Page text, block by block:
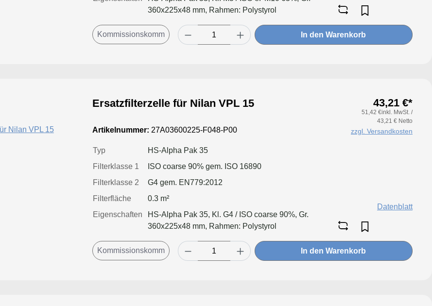
360x225x48 mm, Rahmen: Polystyrol
In den Warenkorb
Ersatzfilterzelle für Nilan VPL 15
Artikelnummer: 27A03600225-F048-P00
Typ
HS-Alpha Pak 35
Filterklasse 1
ISO coarse 90% gem. ISO 16890
Filterklasse 2
G4 gem. EN779:2012
Filterfläche
0.3 m²
Eigenschaften
HS-Alpha Pak 35, Kl. G4 / ISO coarse 90%, Gr.
360x225x48 mm, Rahmen: Polystyrol
43,21 €*
51,42 €inkl. MwSt. /
43,21 € Netto
zzgl. Versandkosten
Datenblatt
In den Warenkorb